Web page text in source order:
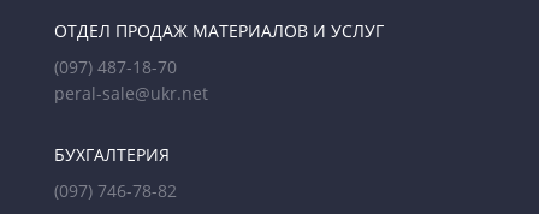
ОТДЕЛ ПРОДАЖ МАТЕРИАЛОВ И УСЛУГ
(097) 487-18-70
peral-sale@ukr.net
БУХГАЛТЕРИЯ
(097) 746-78-82